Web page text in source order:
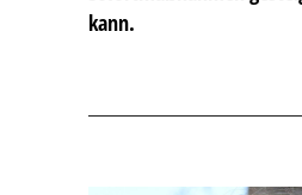
kann.